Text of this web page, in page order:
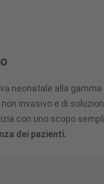
neonatale alla gamma
invasivo e di
con uno scopo
dei pazienti.